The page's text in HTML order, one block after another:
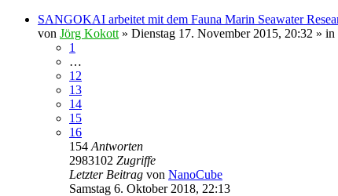
SANGOKAI arbeitet mit dem Fauna Marin Seawater
von Jörg Kokott » Dienstag 17. November 2015, 20:32 » in
1
…
12
13
14
15
16
154 Antworten
2983102 Zugriffe
Letzter Beitrag von NanoCube
Samstag 6. Oktober 2018, 22:13